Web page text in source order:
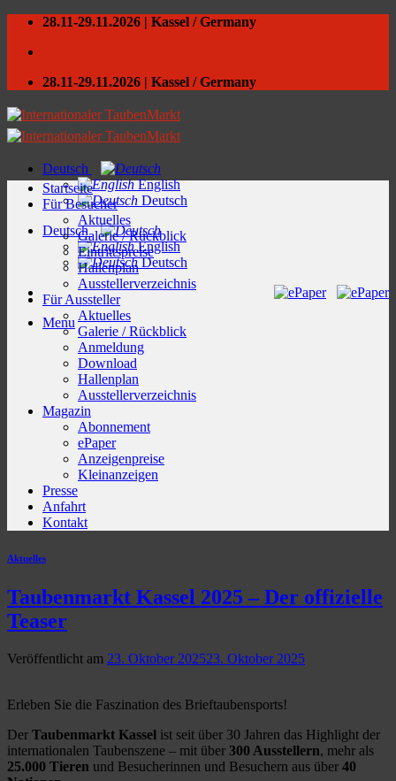
Skip
content
28.11-29.11.2026 | Kassel / Germany
28.11-29.11.2026 | Kassel / Germany
Deutsch
English
Deutsch
Deutsch
English
Deutsch
Menu
Startseite
Für Besucher
Aktuelles
Galerie / Rückblick
Eintrittspreise
Hallenplan
Ausstellerverzeichnis
Für Aussteller
Aktuelles
Galerie / Rückblick
Anmeldung
Download
Hallenplan
Ausstellerverzeichnis
Magazin
Abonnement
ePaper
Anzeigenpreise
Kleinanzeigen
Presse
Anfahrt
Kontakt
Aktuelles
Taubenmarkt Kassel 2025 – Der offizielle
Teaser
Veröffentlicht am 23. Oktober 202523. Oktober 2025
Erleben Sie die Faszination des Brieftaubensports!
Der Taubenmarkt Kassel ist seit über 30 Jahren das Highlight der
internationalen Taubenszene – mit über 300 Ausstellern, mehr als
25.000 Tieren und Besucherinnen und Besuchern aus über 40